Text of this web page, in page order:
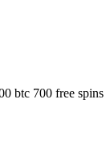
btc 700 free spins